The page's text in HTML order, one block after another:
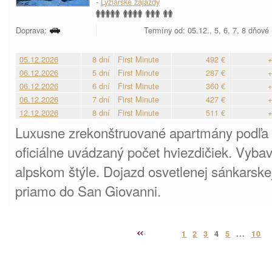
Doprava: Termíny od: 05.12., 5, 6, 7, 8 dňové
05.12.2026 8 dní First Minute 492 €
06.12.2026
5 dní First Minute 287 €
06.12.2026
6 dní First Minute 360 €
06.12.2026
7 dní First Minute 427 €
12.12.2026
8 dní First Minute 511 €
Luxusne zrekonštruované apartmány
oficiálne uvádzaný počet hviezdičiek.
alpskom štýle. Dojazd osvetlenej
priamo do San Giovanni.
1 2 3 4 5 ... 10